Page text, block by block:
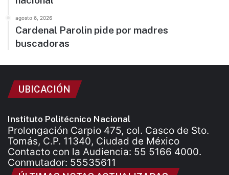
agosto 6, 2026
Cardenal Parolin pide por madres
buscadoras
UBICACIÓN
Instituto Politécnico Nacional
Prolongación Carpio 475, col. Casco de Sto.
Tomás, C.P. 11340, Ciudad de México
Contacto con la Audiencia: 55 5166 4000.
Conmutador: 55535611